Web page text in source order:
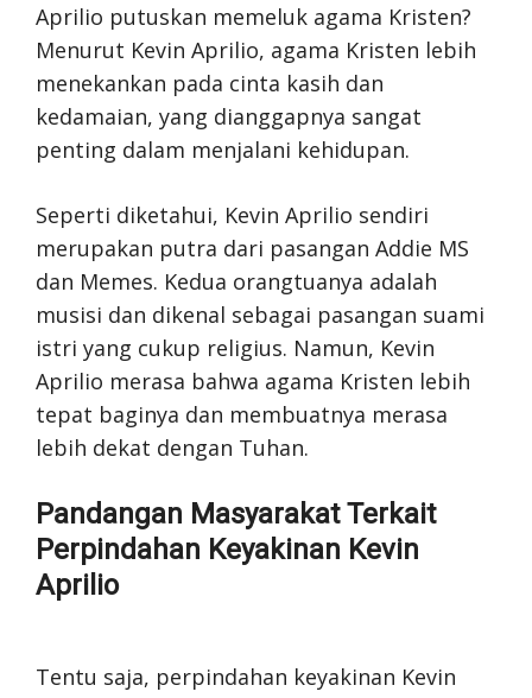
Aprilio putuskan memeluk agama Kristen?
Menurut Kevin Aprilio, agama Kristen lebih
menekankan pada cinta kasih dan
kedamaian, yang dianggapnya sangat
penting dalam menjalani kehidupan.
Seperti diketahui, Kevin Aprilio sendiri
merupakan putra dari pasangan Addie MS
dan Memes. Kedua orangtuanya adalah
musisi dan dikenal sebagai pasangan suami
istri yang cukup religius. Namun, Kevin
Aprilio merasa bahwa agama Kristen lebih
tepat baginya dan membuatnya merasa
lebih dekat dengan Tuhan.
Pandangan Masyarakat Terkait
Perpindahan Keyakinan Kevin
Aprilio
Tentu saja, perpindahan keyakinan Kevin